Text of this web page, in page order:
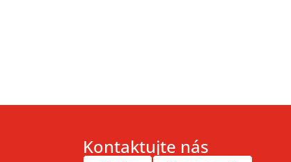
Kontaktujte nás